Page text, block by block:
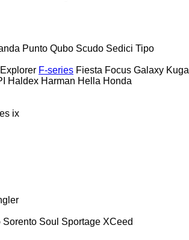
Punto Qubo Scudo Sedici Tipo
Explorer F-series Fiesta Focus Galaxy Kuga
Haldex Harman Hella Honda
ix
Sorento Soul Sportage XCeed